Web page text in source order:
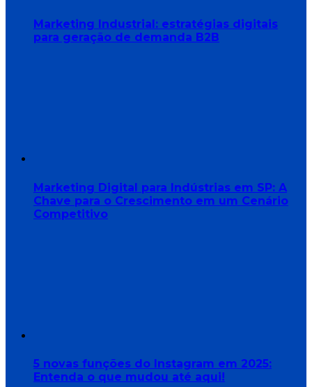
Marketing Industrial: estratégias digitais
para geração de demanda B2B
Marketing Digital para Indústrias em SP: A
Chave para o Crescimento em um Cenário
Competitivo
5 novas funções do Instagram em 2025:
Entenda o que mudou até aqui!